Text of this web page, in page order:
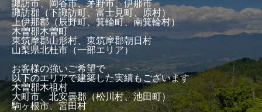
諏訪市、岡谷市、茅野市、伊那市
諏訪郡（下諏訪町、富士見町、原村）
上伊那郡（辰野町、箕輪町、南箕輪村）
木曽郡木曽町
東筑摩郡山形村、東筑摩郡朝日村
山梨県北杜市（一部エリア）
お客様の強いご希望で
以下のエリアで建築した実績もございます
木曽郡木祖村
大町市、北安曇郡（松川村、池田町）
駒ヶ根市、宮田村